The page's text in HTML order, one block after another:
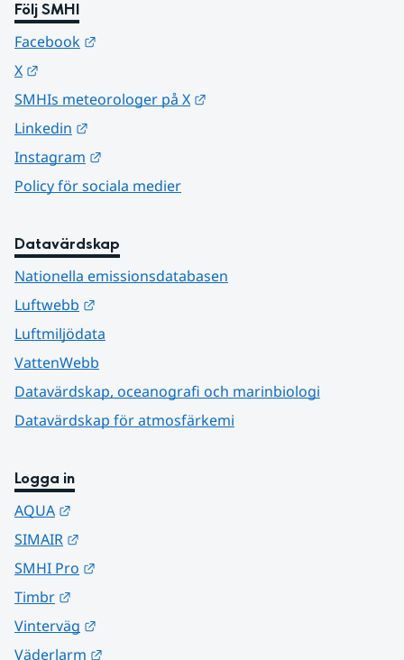
Följ SMHI
Facebook
X
SMHIs meteorologer på X
Linkedin
Instagram
Policy för sociala medier
Datavärdskap
Nationella emissionsdatabasen
Luftwebb
Luftmiljödata
VattenWebb
Datavärdskap, oceanografi och marinbiologi
Datavärdskap för atmosfärkemi
Logga in
AQUA
SIMAIR
SMHI Pro
Timbr
Vinterväg
Väderlarm